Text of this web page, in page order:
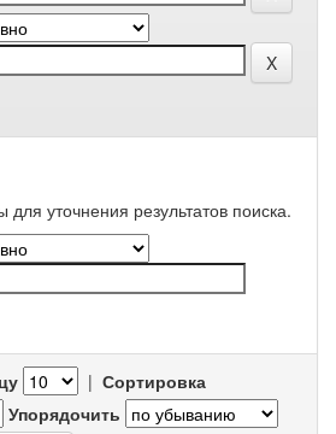
для уточнения результатов поиска.
| Сортировка
Упорядочить